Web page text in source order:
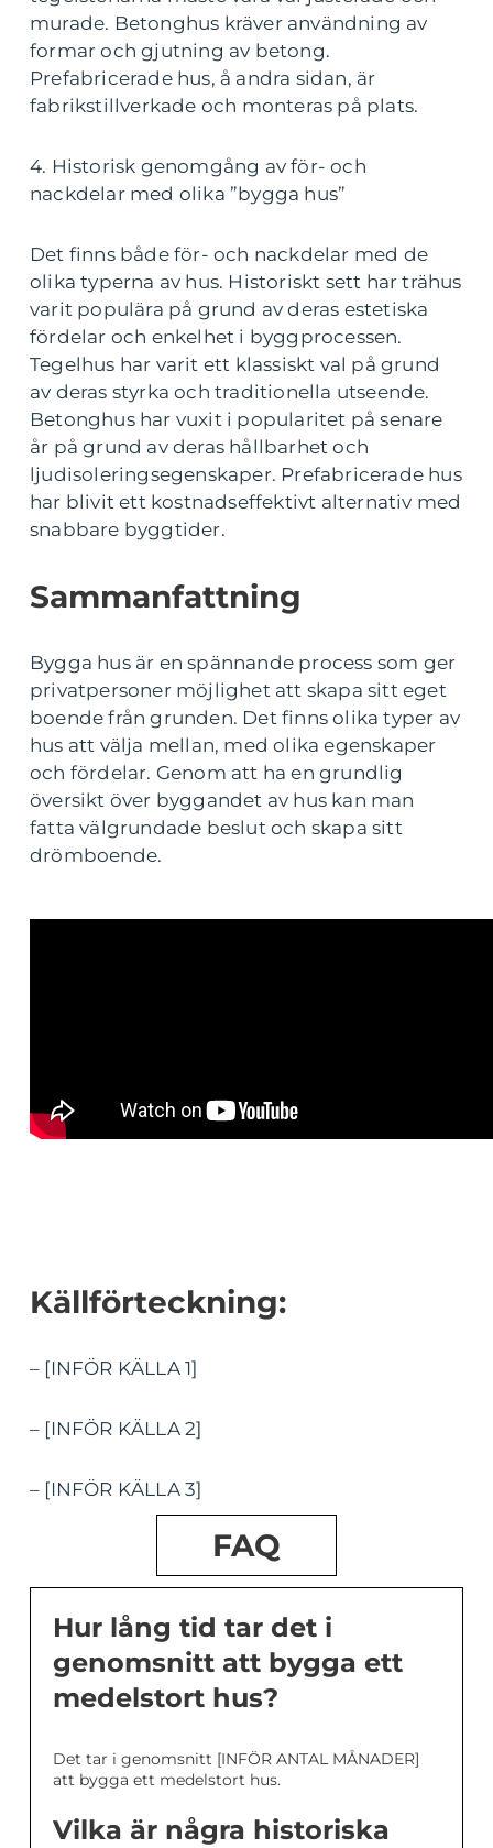
murade. Betonghus kräver användning av
formar och gjutning av betong.
Prefabricerade hus, å andra sidan, är
fabrikstillverkade och monteras på plats.
4. Historisk genomgång av för- och
nackdelar med olika ”bygga hus”
Det finns både för- och nackdelar med de
olika typerna av hus. Historiskt sett har trähus
varit populära på grund av deras estetiska
fördelar och enkelhet i byggprocessen.
Tegelhus har varit ett klassiskt val på grund
av deras styrka och traditionella utseende.
Betonghus har vuxit i popularitet på senare
år på grund av deras hållbarhet och
ljudisoleringsegenskaper. Prefabricerade hus
har blivit ett kostnadseffektivt alternativ med
snabbare byggtider.
Sammanfattning
Bygga hus är en spännande process som ger
privatpersoner möjlighet att skapa sitt eget
boende från grunden. Det finns olika typer av
hus att välja mellan, med olika egenskaper
och fördelar. Genom att ha en grundlig
översikt över byggandet av hus kan man
fatta välgrundade beslut och skapa sitt
drömboende.
Källförteckning:
– [INFÖR KÄLLA 1]
– [INFÖR KÄLLA 2]
– [INFÖR KÄLLA 3]
FAQ
Hur lång tid tar det i
genomsnitt att bygga ett
medelstort hus?
Det tar i genomsnitt [INFÖR ANTAL MÅNADER]
att bygga ett medelstort hus.
Vilka är några historiska